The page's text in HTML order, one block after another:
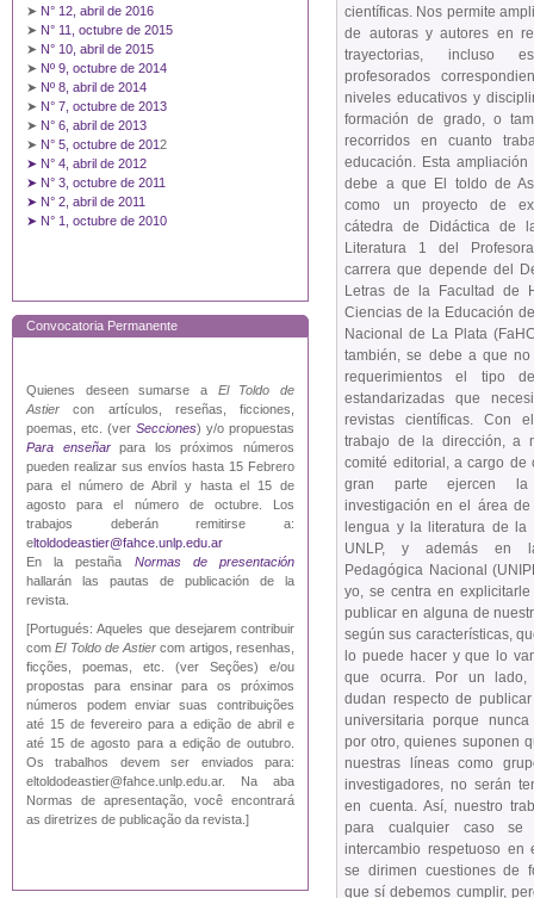
➤ N° 12, abril de 2016
➤ N° 11, octubre de 2015
➤ N° 10, abril de 2015
➤ Nº 9, octubre de 2014
➤ Nº 8, abril de 2014
➤ N° 7, octubre de 2013
➤ N° 6, abril de 2013
➤ N° 5, octubre de 2012
➤ N° 4, abril de 2012
➤ N° 3, octubre de 2011
➤ N° 2, abril de 2011
➤ N° 1, octubre de 2010
Convocatoria Permanente
Quienes deseen sumarse a El Toldo de
Astier con artículos, reseñas, ficciones,
poemas, etc. (ver Secciones) y/o propuestas
Para enseñarpara los próximos números
pueden realizar sus envíos hasta 15 Febrero
para el número de Abril y hasta el 15 de
agosto para el número de octubre. Los
trabajos deberán remitirse a:
eltoldodeastier@fahce.unlp.edu.ar
En la pestaña Normas de presentación
hallarán las pautas de publicación de la
revista.
[Portugués: Aqueles que desejarem contribuir
comEl Toldo de Astier com artigos, resenhas,
ficções, poemas, etc. (ver Seções) e/ou
propostas para ensinar para os próximos
números podem enviar suas contribuições
até 15 de fevereiro para a edição de abril e
até 15 de agosto para a edição de outubro.
Os trabalhos devem ser enviados para:
eltoldodeastier@fahce.unlp.edu.ar. Na aba
Normas de apresentação, você encontrará
as diretrizes de publicação da revista.]
científicas. Nos permite
de autoras y autores en
trayectorias, incluso
profesorados
niveles educativos y
formación de grado, o
recorridos en cuanto
educación. Esta
debe a que El toldo de
como un proyecto de
cátedra de Didáctica de
Literatura 1 del
carrera que depende del
Letras de la Facultad de
Ciencias de la Educación
Nacional de La Plata
también, se debe a que
requerimientos el tipo
estandarizadas que
revistas científicas. Con
trabajo de la dirección, a
comité editorial, a cargo de
gran parte ejercen
investigación en el área
lengua y la literatura de la
UNLP, y además en
Pedagógica Nacional
yo, se centra en
publicar en alguna de
según sus características,
lo puede hacer y que lo
que ocurra. Por un lado,
dudan respecto de
universitaria porque
por otro, quienes suponen
nuestras líneas como
investigadores, no serán
en cuenta. Así, nuestro
para cualquier caso
intercambio respetuoso
se dirimen cuestiones de
que sí debemos cumplir,